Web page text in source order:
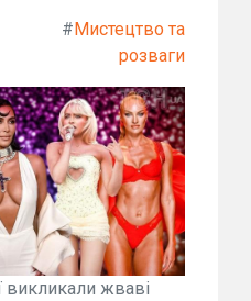
#Мистецтво та
розваги
викликали жваві